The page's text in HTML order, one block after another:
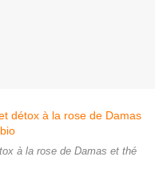
à la rose de Damas et thé